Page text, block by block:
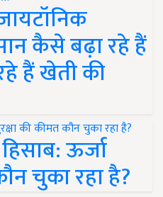
कैसे बढ़ा रहे हैं
हैं खेती की
ऊर्जा
चुका रहा है?